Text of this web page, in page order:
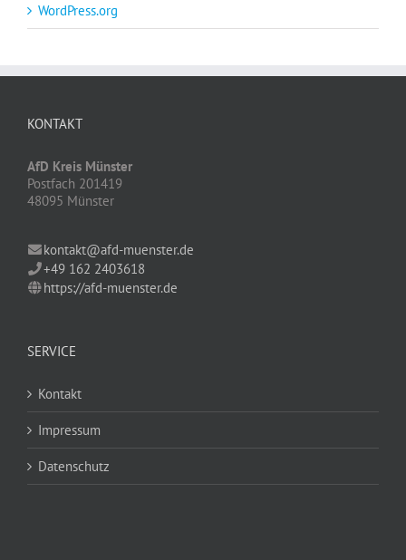
WordPress.org
KONTAKT
AfD Kreis Münster
Postfach 201419
48095 Münster
kontakt@afd-muenster.de
+49 162 2403618
https://afd-muenster.de
SERVICE
Kontakt
Impressum
Datenschutz